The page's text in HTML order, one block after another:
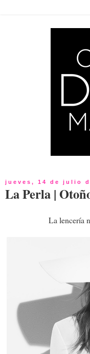
jueves, 14 de julio
La Perla |
La lencería